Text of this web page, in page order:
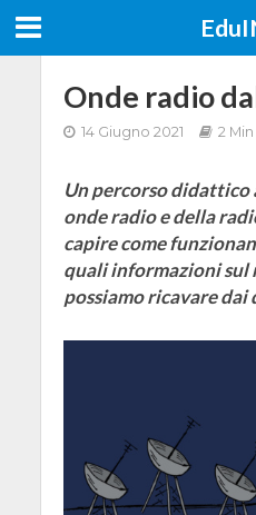
Onde radio
14 Giugno 2021 2
Un percorso didattico
onde radio e della
capire come
quali informazioni sul
possiamo ricavare dai